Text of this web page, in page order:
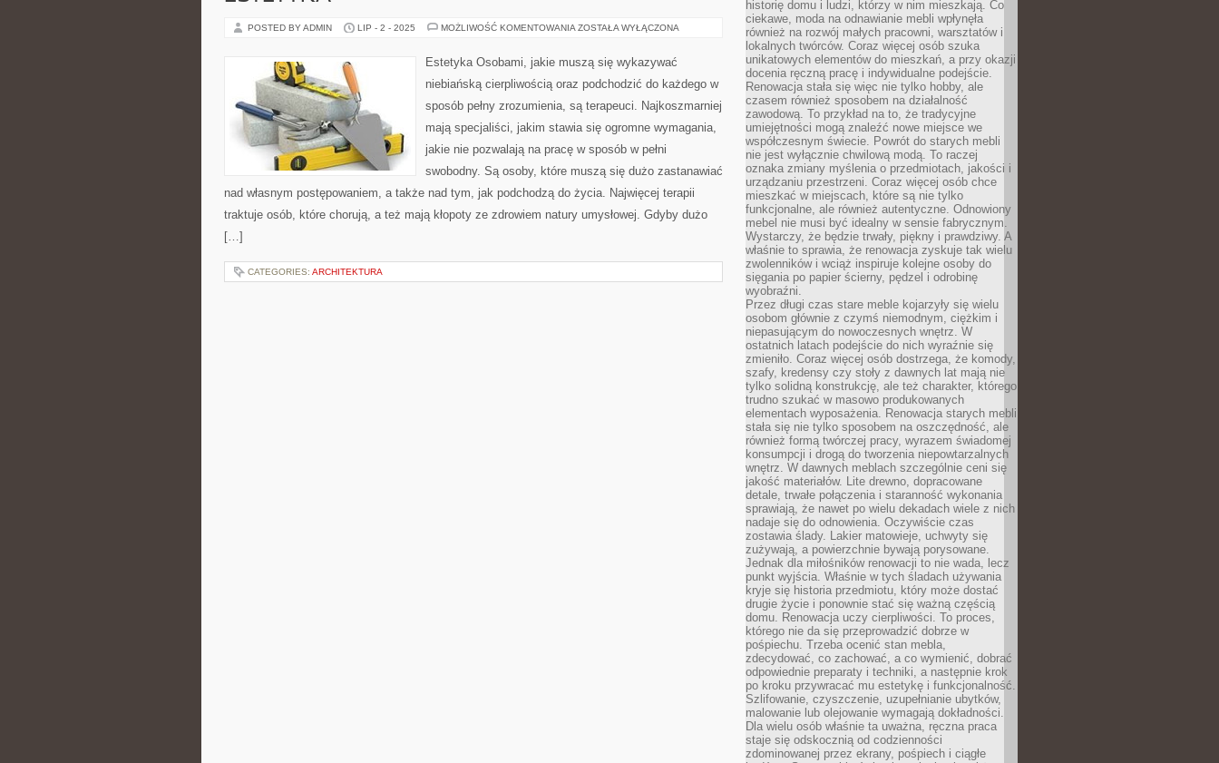
POSTED BY ADMIN LIP - 2 - 2025 MOŻLIWOŚĆ KOMENTOWANIA ESTETYKA
ZOSTAŁA WYŁĄCZONA
Estetyka Osobami, jakie muszą się wykazywać
niebiańską cierpliwością oraz podchodzić do każdego w
sposób pełny zrozumienia, są terapeuci. Najkoszmarniej
mają specjaliści, jakim stawia się ogromne wymagania,
jakie nie pozwalają na pracę w sposób w pełni
swobodny. Są osoby, które muszą się dużo zastanawiać
nad własnym postępowaniem, a także nad tym, jak podchodzą do życia. Najwięcej terapii
traktuje osób, które chorują, a też mają kłopoty ze zdrowiem natury umysłowej. Gdyby dużo
[…]
CATEGORIES: ARCHITEKTURA
historię domu i ludzi, którzy w nim mieszkają. Co
ciekawe, moda na odnawianie mebli wpłynęła
również na rozwój małych pracowni, warsztatów i
lokalnych twórców. Coraz więcej osób szuka
unikatowych elementów do mieszkań, a przy okazji
docenia ręczną pracę i indywidualne podejście.
Renowacja stała się więc nie tylko hobby, ale
czasem również sposobem na działalność
zawodową. To przykład na to, że tradycyjne
umiejętności mogą znaleźć nowe miejsce we
współczesnym świecie. Powrót do starych mebli
nie jest wyłącznie chwilową modą. To raczej
oznaka zmiany myślenia o przedmiotach, jakości i
urządzaniu przestrzeni. Coraz więcej osób chce
mieszkać w miejscach, które są nie tylko
funkcjonalne, ale również autentyczne. Odnowiony
mebel nie musi być idealny w sensie fabrycznym.
Wystarczy, że będzie trwały, piękny i prawdziwy. A
właśnie to sprawia, że renowacja zyskuje tak wielu
zwolenników i wciąż inspiruje kolejne osoby do
sięgania po papier ścierny, pędzel i odrobinę
wyobraźni.
Przez długi czas stare meble kojarzyły się wielu
osobom głównie z czymś niemodnym, ciężkim i
niepasującym do nowoczesnych wnętrz. W
ostatnich latach podejście do nich wyraźnie się
zmieniło. Coraz więcej osób dostrzega, że komody,
szafy, kredensy czy stoły z dawnych lat mają nie
tylko solidną konstrukcję, ale też charakter, którego
trudno szukać w masowo produkowanych
elementach wyposażenia. Renowacja starych mebli
stała się nie tylko sposobem na oszczędność, ale
również formą twórczej pracy, wyrazem świadomej
konsumpcji i drogą do tworzenia niepowtarzalnych
wnętrz. W dawnych meblach szczególnie ceni się
jakość materiałów. Lite drewno, dopracowane
detale, trwałe połączenia i staranność wykonania
sprawiają, że nawet po wielu dekadach wiele z nich
nadaje się do odnowienia. Oczywiście czas
zostawia ślady. Lakier matowieje, uchwyty się
zużywają, a powierzchnie bywają porysowane.
Jednak dla miłośników renowacji to nie wada, lecz
punkt wyjścia. Właśnie w tych śladach używania
kryje się historia przedmiotu, który może dostać
drugie życie i ponownie stać się ważną częścią
domu. Renowacja uczy cierpliwości. To proces,
którego nie da się przeprowadzić dobrze w
pośpiechu. Trzeba ocenić stan mebla,
zdecydować, co zachować, a co wymienić, dobrać
odpowiednie preparaty i techniki, a następnie krok
po kroku przywracać mu estetykę i funkcjonalność.
Szlifowanie, czyszczenie, uzupełnianie ubytków,
malowanie lub olejowanie wymagają dokładności.
Dla wielu osób właśnie ta uważna, ręczna praca
staje się odskocznią od codzienności
zdominowanej przez ekrany, pośpiech i ciągłe